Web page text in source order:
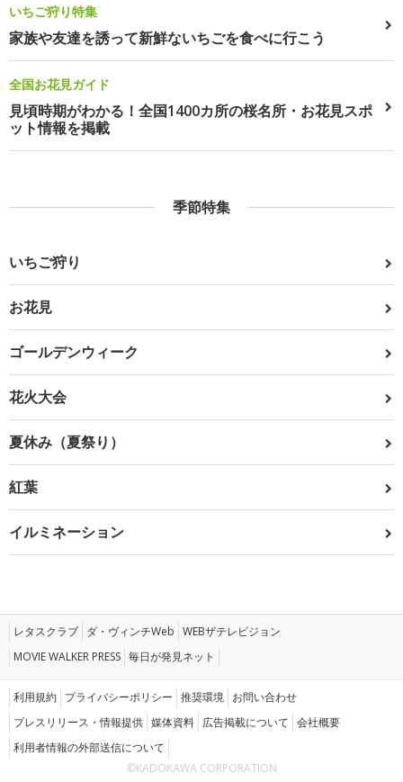
いちご狩り特集
家族や友達を誘って新鮮ないちごを食べに行こう
全国お花見ガイド
見頃時期がわかる！全国1400カ所の桜名所・お花見スポ
ット情報を掲載
季節特集
いちご狩り
お花見
ゴールデンウィーク
花火大会
夏休み（夏祭り）
紅葉
イルミネーション
レタスクラブ ダ・ヴィンチWeb WEBザテレビジョン
MOVIE WALKER PRESS 毎日が発見ネット
利用規約 プライバシーポリシー 推奨環境 お問い合わせ
プレスリリース・情報提供 媒体資料 広告掲載について 会社概要
利用者情報の外部送信について
©KADOKAWA CORPORATION